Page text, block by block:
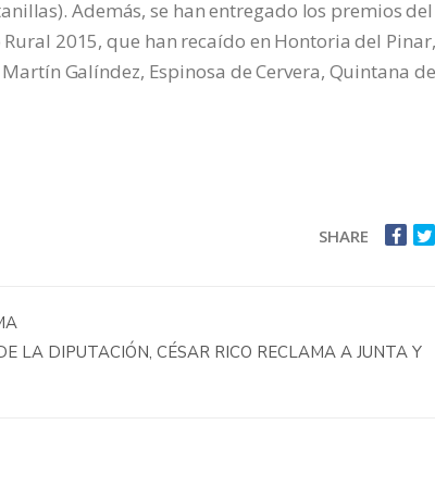
Además, se han entregado los premios del
2015, que han recaído en Hontoria del Pinar,
Galíndez, Espinosa de Cervera, Quintana
SHARE
LA DIPUTACIÓN, CÉSAR RICO RECLAMA A JUNTA Y